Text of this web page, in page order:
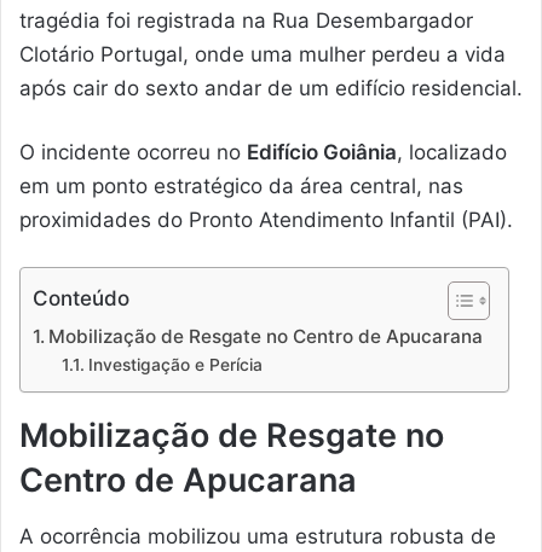
tragédia foi registrada na Rua Desembargador
Clotário Portugal, onde uma mulher perdeu a vida
após cair do sexto andar de um edifício residencial.
O incidente ocorreu no Edifício Goiânia, localizado
em um ponto estratégico da área central, nas
proximidades do Pronto Atendimento Infantil (PAI).
Conteúdo
Mobilização de Resgate no Centro de Apucarana
Investigação e Perícia
Mobilização de Resgate no
Centro de Apucarana
A ocorrência mobilizou uma estrutura robusta de